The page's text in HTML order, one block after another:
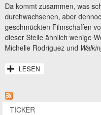
Da kommt zusammen, was
durchwachsenen, aber
geschmückten Filmschaffen
dieser Stelle ähnlich wenige
Michelle Rodriguez und
LESEN
TICKER